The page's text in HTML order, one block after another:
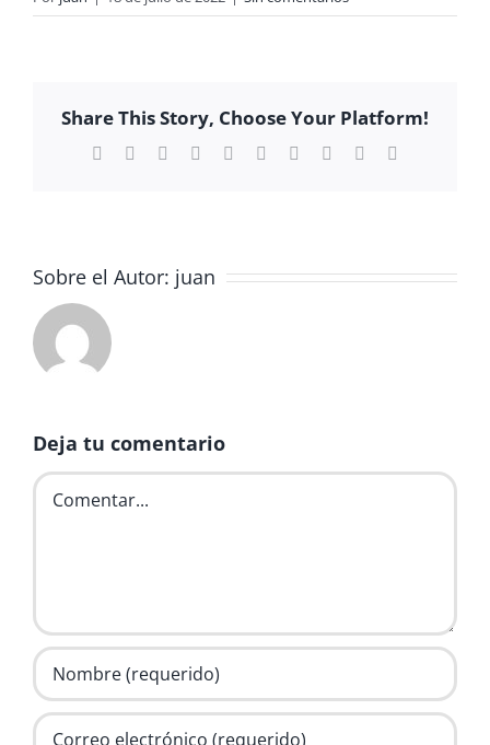
Share This Story, Choose Your Platform!
Facebook Reddit LinkedInWhatsApp
TumblrPinterest Xing
Sobre el Autor: juan
Deja tu comentario
Comentar